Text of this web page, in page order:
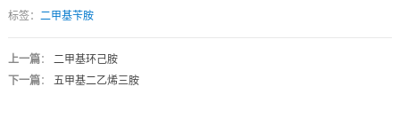
标签： 二甲基苄胺
上一篇： 二甲基环己胺
下一篇： 五甲基二乙烯三胺